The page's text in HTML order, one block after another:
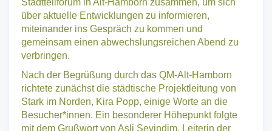
Stadtteilforum in Alt-Hamborn zusammen, um sich
über aktuelle Entwicklungen zu informieren,
miteinander ins Gespräch zu kommen und
gemeinsam einen abwechslungsreichen Abend zu
verbringen.
Nach der Begrüßung durch das QM-Alt-Hamborn
richtete zunächst die städtische Projektleitung von
Stark im Norden, Kira Popp, einige Worte an die
Besucher*innen. Ein besonderer Höhepunkt folgte
mit dem Grußwort von Asli Sevindim, Leiterin der